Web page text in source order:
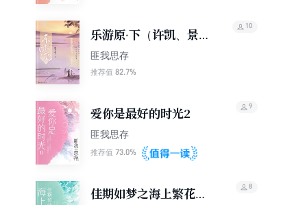
乐游原·下（许凯、景甜
主演同名电视剧｜排名
不分先后）
匪我思存
推荐值 82.7%
10
爱你是最好的时光2
匪我思存
推荐值 73.0%
9
佳期如梦之海上繁花
8